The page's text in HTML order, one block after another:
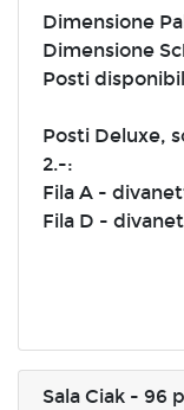
Dimensione
Dimensione
Posti
Posti Deluxe,
2.-:
Fila A -
Fila D -
Sala Ciak - 96